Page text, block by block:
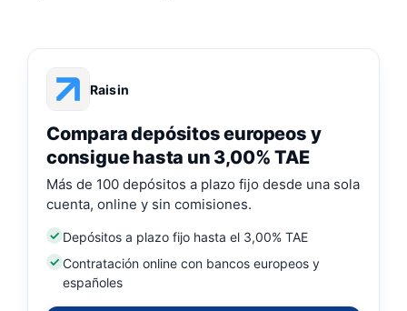
Raisin
Compara depósitos europeos y
consigue hasta un 3,00% TAE
Más de 100 depósitos a plazo fijo desde una sola
cuenta, online y sin comisiones.
Depósitos a plazo fijo hasta el 3,00% TAE
Contratación online con bancos europeos y
españoles